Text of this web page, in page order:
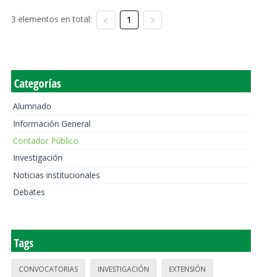
3 elementos en total: 1
Categorías
Alumnado
Información General
Contador Público
Investigación
Noticias institucionales
Debates
Tags
CONVOCATORIAS INVESTIGACIÓN EXTENSIÓN